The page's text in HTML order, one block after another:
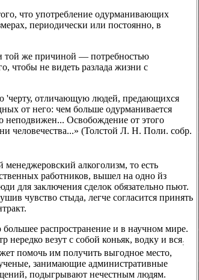
что употребление одурманивающих
периодически или постоянно, в
той же причиной — потребностью
чтобы не видеть разлада жизни с
'черту, отличающую людей, предающихся
от него: чем больше одурманивается
неподвижен... Освобождение от этого
человечества...» (Толстой Л. Н. Поли. собр.
алкоголизм, то есть
работников, вышел на одно йз
для заключения сделок обязательно пьют.
чувство стыда, легче согласится принять
распространение и в научном мире.
везут с собой коньяк, водку и вся:
помочь им получить выгодное место,
занимающие административные
подыгрывают нечестным людям.